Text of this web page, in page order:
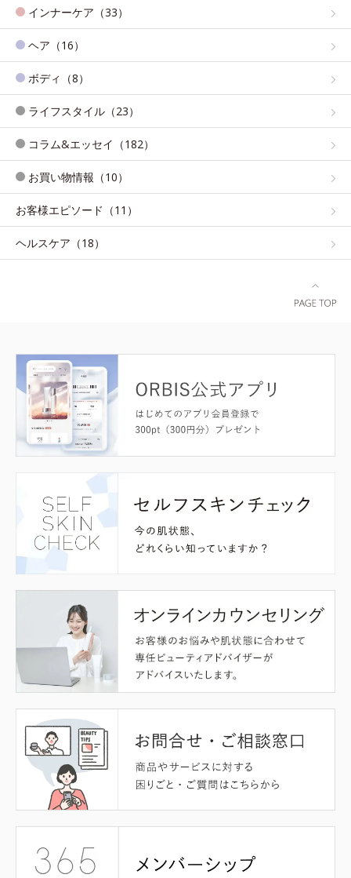
インナーケア（33）
ヘア（16）
ボディ（8）
ライフスタイル（23）
コラム&エッセイ（182）
お買い物情報（10）
お客様エピソード（11）
ヘルスケア（18）